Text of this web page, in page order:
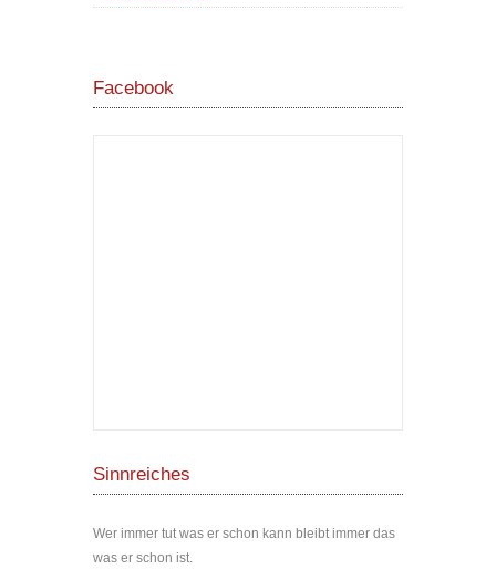
Facebook
Sinnreiches
Wer immer tut was er schon kann bleibt immer das
was er schon ist.